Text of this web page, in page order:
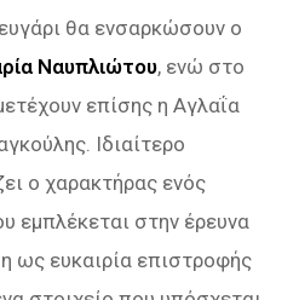
θα ενσαρκώσουν ο
Ναυπλιώτου, ενώ στο
επίσης η Αγλαΐα
Ιδιαίτερο
ο χαρακτήρας ενός
εμπλέκεται στην έρευνα
ως ευκαιρία επιστροφής